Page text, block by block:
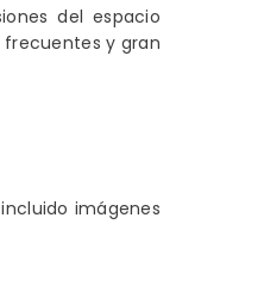
del espacio
y gran
imágenes